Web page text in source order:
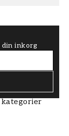
din inkorg